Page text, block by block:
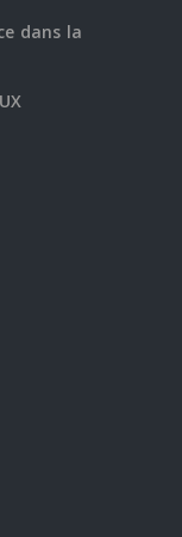
dans la